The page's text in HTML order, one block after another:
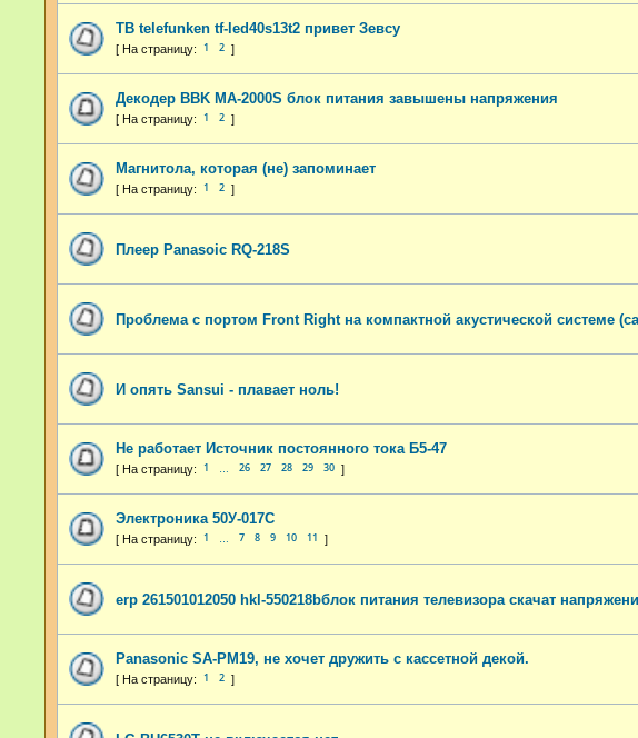
ТВ telefunken tf-led40s13t2 привет Зевсу
1 2
Декодер BBK MA-2000S блок питания завышены напряжения
1 2
Магнитола, которая (не) запоминает
1 2
Плеер Panasoic RQ-218S
Проблема с портом Front Right на компактной акустической системе
И опять Sansui - плавает ноль!
Не работает Источник постоянного тока Б5-47
1 26 27 28 29 30
Электроника 50У-017С
1 7 8 9 10 11
erp 261501012050 hkl-550218bблок питания телевизора скачат
Panasonic SA-PM19, не хочет дружить с кассетной декой.
1 2